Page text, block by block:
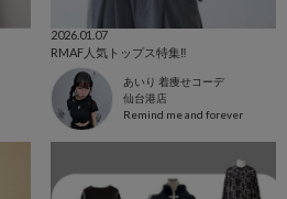
2026.01.07
RMAF人気トップス特集‼️
あいり 着痩せコーデ
仙台港店
Remind me and forever